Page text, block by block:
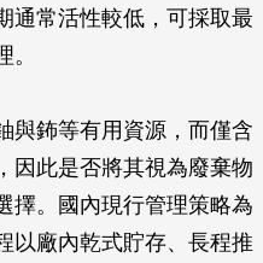
通常活性較低，可採取最
與鈽等有用資源，而僅含
因此是否將其視為廢棄物
擇。國內現行管理策略為
以廠內乾式貯存、長程推